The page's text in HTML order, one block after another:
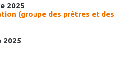
2025
(groupe des prêtres et des
2025